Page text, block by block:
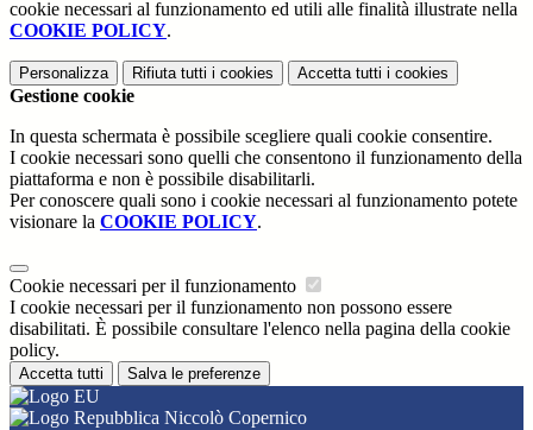
cookie necessari al funzionamento ed utili alle finalità illustrate nella
COOKIE POLICY.
Personalizza Rifiuta tutti i cookies Accetta tutti i cookies
Gestione cookie
In questa schermata è possibile scegliere quali cookie consentire.
I cookie necessari sono quelli che consentono il funzionamento della
piattaforma e non è possibile disabilitarli.
Per conoscere quali sono i cookie necessari al funzionamento potete
visionare la COOKIE POLICY.
Cookie necessari per il funzionamento
I cookie necessari per il funzionamento non possono essere
disabilitati. È possibile consultare l'elenco nella pagina della cookie
policy.
Accetta tutti Salva le preferenze
Niccolò Copernico